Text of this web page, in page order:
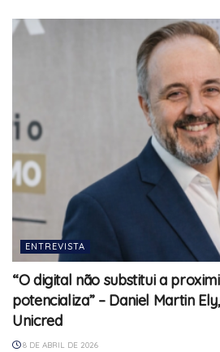
ENTREVISTA
“O digital não substitui a
potencializa” – Daniel Martin
Unicred
8 DE ABRIL DE 2026